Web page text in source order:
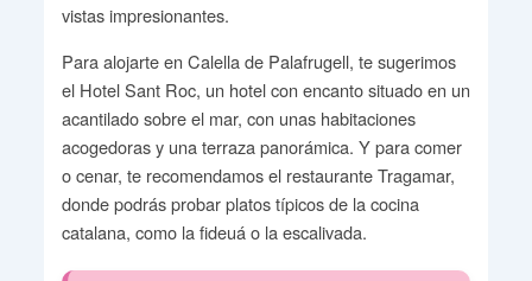
vistas impresionantes.
Para alojarte en Calella de Palafrugell, te sugerimos
el Hotel Sant Roc, un hotel con encanto situado en un
acantilado sobre el mar, con unas habitaciones
acogedoras y una terraza panorámica. Y para comer
o cenar, te recomendamos el restaurante Tragamar,
donde podrás probar platos típicos de la cocina
catalana, como la fideuá o la escalivada.